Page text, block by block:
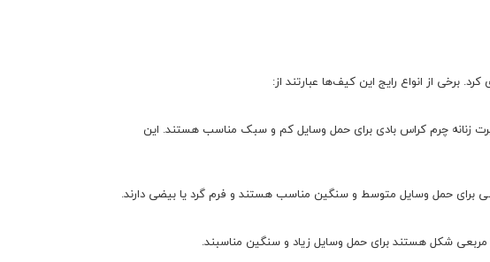
از انواع رایج این کیف‌ها عبارتند از:
زنانه چرم کراس بادی برای حمل وسایل کم و سبک مناسب هستند. این
برای حمل وسایل متوسط و سنگین مناسب هستند و فرم گرد یا بیضی دارند.
شکل هستند برای حمل وسایل زیاد و سنگین مناسبند.